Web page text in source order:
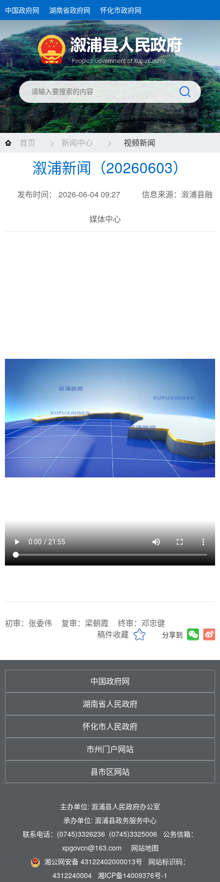
中国政府网 湖南省政府网 怀化市政府网
首页 > 新闻中心 > 视频新闻
溆浦新闻（20260603）
发布时间： 2026-06-04 09:27 信息来源：溆浦县融
媒体中心
初审：张委伟 复审：梁朝霞
终审：邓忠健
稿件收藏
分享到
中国政府网
湖南省人民政府
怀化市人民政府
市州门户网站
县市区网站
主办单位: 溆浦县人民政府办公室
承办单位: 溆浦县政务服务中心
联系电话：(0745)3326236 (0745)3325006 公务信箱：
xpgovcn@163.com
网站地图
湘公网安备 43122402000013号 网站标识码：
4312240004 湘ICP备14009376号-1